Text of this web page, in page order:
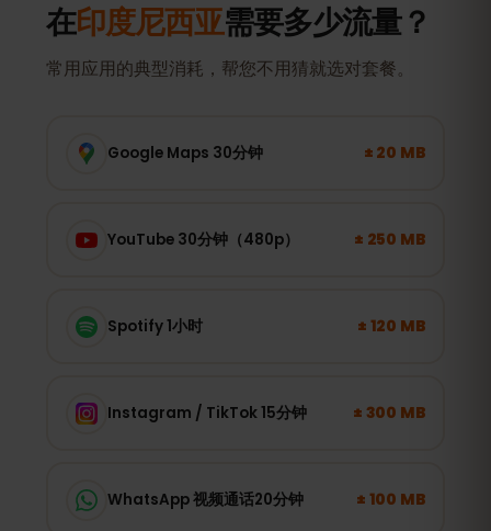
在印度尼西亚需要多少流量？
常用应用的典型消耗，帮您不用猜就选对套餐。
Google Maps 30分钟 ± 20 MB
YouTube 30分钟（480p） ± 250 MB
Spotify 1小时 ± 120 MB
Instagram / TikTok 15分钟 ± 300 MB
WhatsApp 视频通话20分钟 ± 100 MB